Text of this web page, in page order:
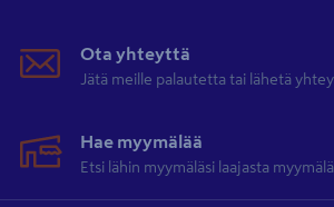
Ota yhteyttä
Jätä meille palautetta tai lähetä
Hae myymälää
Etsi lähin myymäläsi laajasta